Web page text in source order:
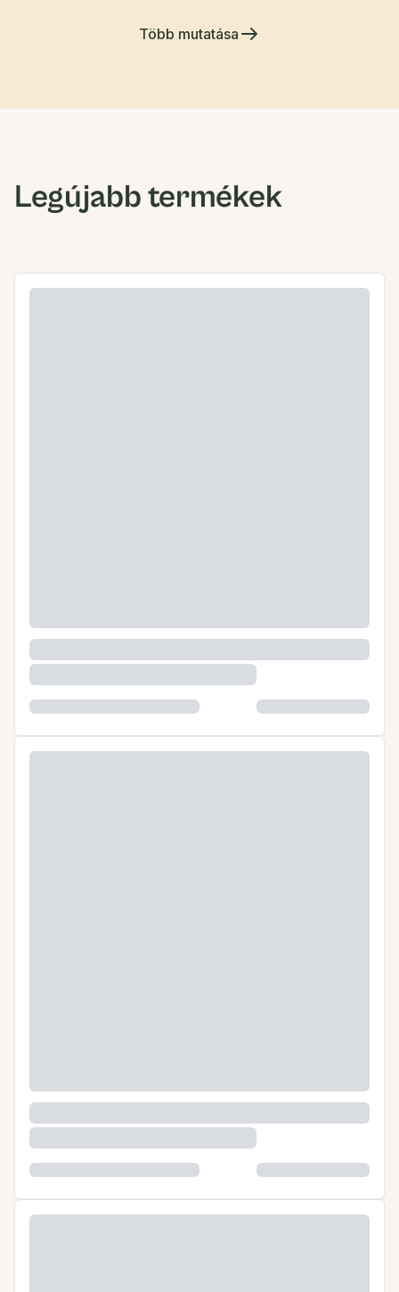
Több mutatása
Legújabb termékek